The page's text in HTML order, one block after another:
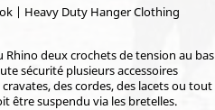
deux crochets de tension au bas
sécurité plusieurs accessoires
des cordes, des lacets ou tout
être suspendu via les bretelles.